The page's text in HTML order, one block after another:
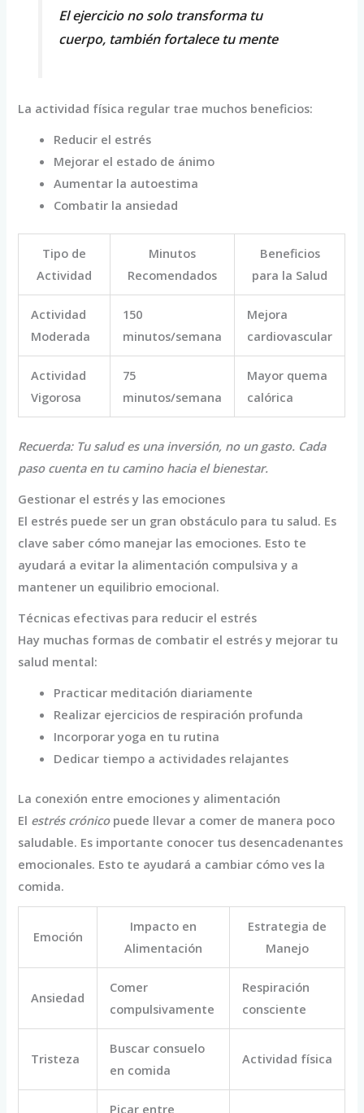
El ejercicio no solo transforma tu
cuerpo, también fortalece tu mente
La actividad física regular trae muchos beneficios:
Reducir el estrés
Mejorar el estado de ánimo
Aumentar la autoestima
Combatir la ansiedad
Tipo de
Actividad
Minutos
Recomendados
Beneficios
para la Salud
Actividad
Moderada
150
minutos/semana
Mejora
cardiovascular
Actividad
Vigorosa
75
minutos/semana
Mayor quema
calórica
Recuerda: Tu salud es una inversión, no un gasto. Cada
paso cuenta en tu camino hacia el bienestar.
Gestionar el estrés y las emociones
El estrés puede ser un gran obstáculo para tu salud. Es
clave saber cómo manejar las emociones. Esto te
ayudará a evitar la alimentación compulsiva y a
mantener un equilibrio emocional.
Técnicas efectivas para reducir el estrés
Hay muchas formas de combatir el estrés y mejorar tu
salud mental:
Practicar meditación diariamente
Realizar ejercicios de respiración profunda
Incorporar yoga en tu rutina
Dedicar tiempo a actividades relajantes
La conexión entre emociones y alimentación
El estrés crónicopuede llevar a comer de manera poco
saludable. Es importante conocer tus desencadenantes
emocionales. Esto te ayudará a cambiar cómo ves la
comida.
Emoción
Impacto en
Alimentación
Estrategia de
Manejo
Ansiedad
Comer
compulsivamente
Respiración
consciente
Tristeza
Buscar consuelo
en comida
Actividad física
Picar entre